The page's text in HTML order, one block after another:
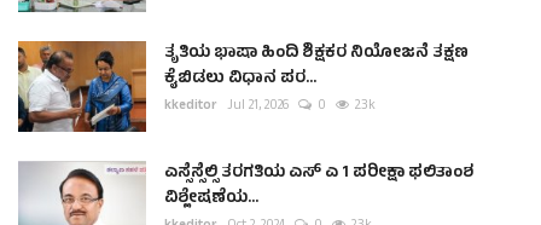
ತೃತಿಯ ಭಾಷಾ ಹಿಂದಿ ಶಿಕ್ಷಕರ ನಿಯೋಜನೆ ತಕ್ಷಣ
ಕೈಬಿಡಲು ವಿಧಾನ ಪರ...
kkeditor Jul 21, 2026 0 2.3k
ಎಸ್ಸೆಸ್ಸೆಲ್ಸಿ ತರಗತಿಯ ಎಸ್ ಎ 1 ಪರೀಕ್ಷಾ ಫಲಿತಾಂಶ
ವಿಶ್ಲೇಷಣೆಯ...